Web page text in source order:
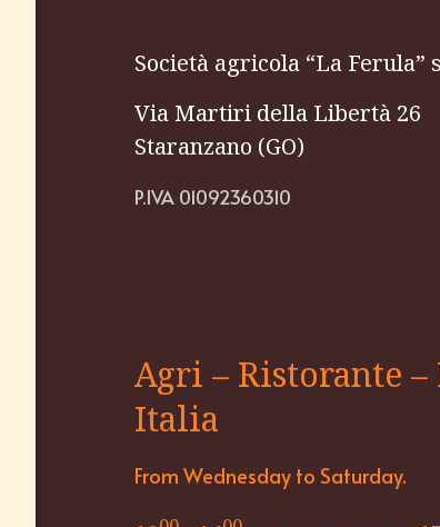
Società agricola “La Ferula”
Via Martiri della Libertà 26
Staranzano (GO)
P.IVA 01092360310
Agri – Ristorante –
Italia
From Wednesday to Saturday.